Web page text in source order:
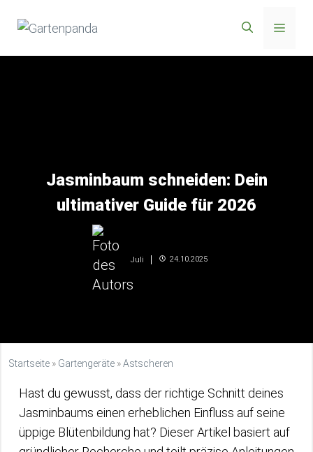
Inhalt
Menü
Jasminbaum schneiden: Dein
ultimativer Guide für 2026
Juli 24.10.2025
Startseite » Gartengeräte »Astscheren
Hast du gewusst, dass der richtige Schnitt deines
Jasminbaums einen erheblichen Einfluss auf seine
üppige Blütenbildung hat? Dieser Artikel basiert auf